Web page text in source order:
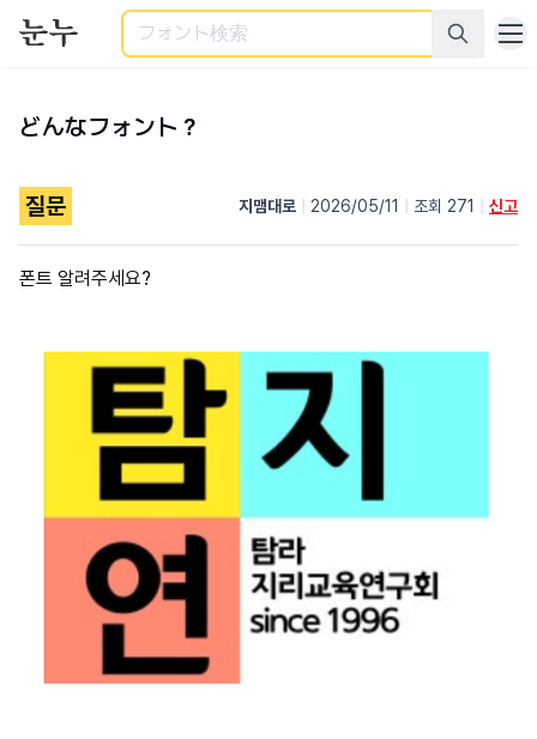
検索
どんなフォント？
질문 지맴대로 2026/05/11 조회 271 신고
폰트 알려주세요?